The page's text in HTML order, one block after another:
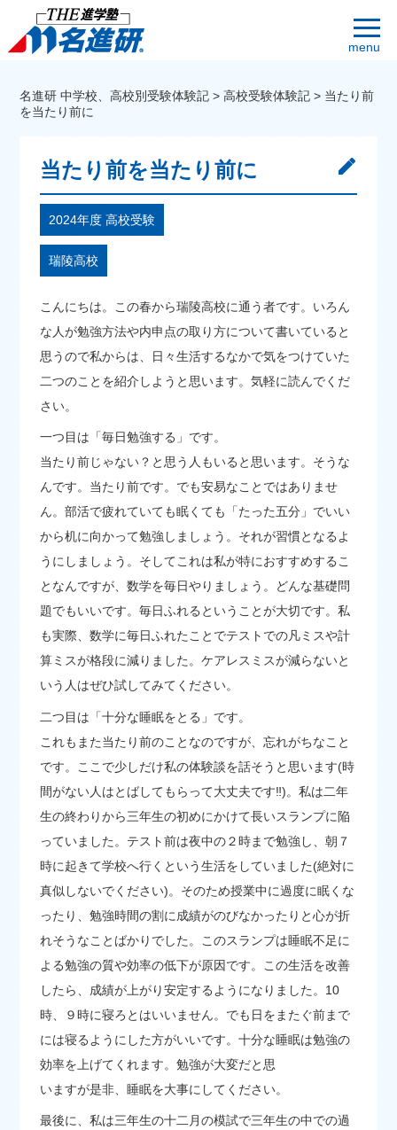
menu
名進研 中学校、高校別受験体験記 >高校受験体験記 > 当たり前
を当たり前に
当たり前を当たり前に
2024年度 高校受験
瑞陵高校
こんにちは。この春から瑞陵高校に通う者です。いろん
な人が勉強方法や内申点の取り方について書いていると
思うので私からは、日々生活するなかで気をつけていた
二つのことを紹介しようと思います。気軽に読んでくだ
さい。
一つ目は「毎日勉強する」です。
当たり前じゃない？と思う人もいると思います。そうな
んです。当たり前です。でも安易なことではありませ
ん。部活で疲れていても眠くても「たった五分」でいい
から机に向かって勉強しましょう。それが習慣となるよ
うにしましょう。そしてこれは私が特におすすめするこ
となんですが、数学を毎日やりましょう。どんな基礎問
題でもいいです。毎日ふれるということが大切です。私
も実際、数学に毎日ふれたことでテストでの凡ミスや計
算ミスが格段に減りました。ケアレスミスが減らないと
いう人はぜひ試してみてください。
二つ目は「十分な睡眠をとる」です。
これもまた当たり前のことなのですが、忘れがちなこと
です。ここで少しだけ私の体験談を話そうと思います(時
間がない人はとばしてもらって大丈夫です‼)。私は二年
生の終わりから三年生の初めにかけて長いスランプに陥
っていました。テスト前は夜中の２時まで勉強し、朝７
時に起きて学校へ行くという生活をしていました(絶対に
真似しないでください)。そのため授業中に過度に眠くな
ったり、勉強時間の割に成績がのびなかったりと心が折
れそうなことばかりでした。このスランプは睡眠不足に
よる勉強の質や効率の低下が原因です。この生活を改善
したら、成績が上がり安定するようになりました。10
時、９時に寝ろとはいいません。でも日をまたぐ前まで
には寝るようにした方がいいです。十分な睡眠は勉強の
効率を上げてくれます。勉強が大変だと思
いますが是非、睡眠を大事にしてください。
最後に、私は三年生の十二月の模試で三年生の中での過